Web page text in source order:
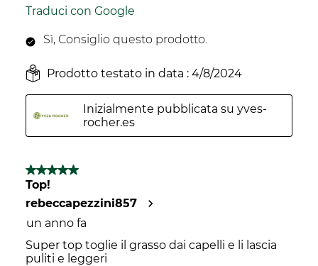
Traduci con Google
Sì, Consiglio questo prodotto.
Prodotto testato in data : 4/8/2024
Inizialmente pubblicata su yves-
rocher.es
5 su 5 stelle.
Top!
rebeccapezzini857
un anno fa
Super top toglie il grasso dai capelli e li lascia
puliti e leggeri